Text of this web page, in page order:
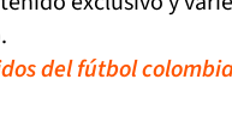
del fútbol